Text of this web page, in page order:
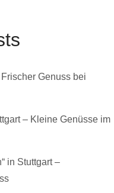
Genuss bei
– Kleine Genüsse im
in Stuttgart –